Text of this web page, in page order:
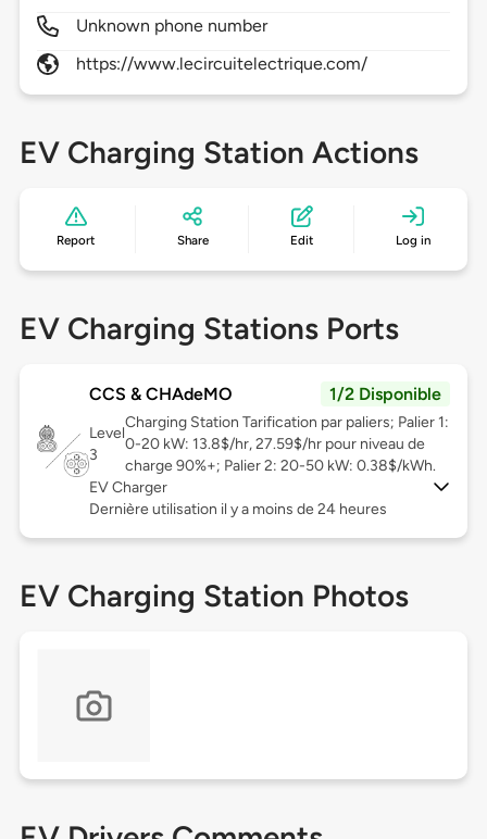
Unknown phone number
https://www.lecircuitelectrique.com/
EV Charging Station Actions
Report Share Edit Log in
EV Charging Stations Ports
CCS & CHAdeMO 1/2 Disponible
Level
3
Charging Station Tarification par paliers; Palier 1:
0-20 kW: 13.8$/hr, 27.59$/hr pour niveau de
charge 90%+; Palier 2: 20-50 kW: 0.38$/kWh.
EV Charger
Dernière utilisation il y a moins de 24 heures
EV Charging Station Photos